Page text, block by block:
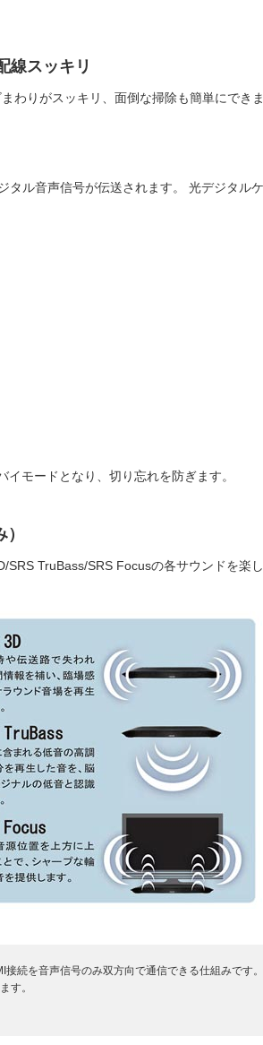
線スッキリ
わりがスッキリ、面倒な掃除も簡単にできま
ル音声信号が伝送されます。 光デジタル
モードとなり、切り忘れを防ぎます。
TruBass/SRS Focusの各サウンドを楽
続を音声信号のみ双方向で通信できる仕組みです。
す。